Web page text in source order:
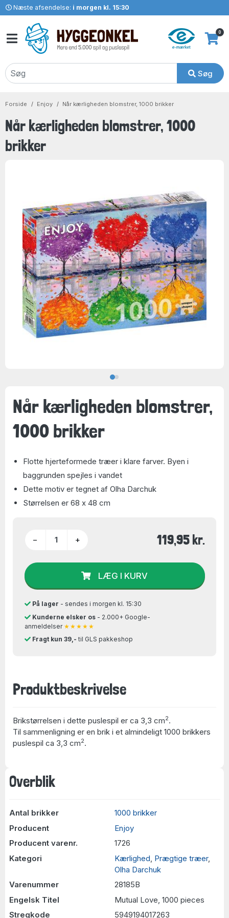
Næste afsendelse: i morgen kl. 15:30
Søg
0
Forside Enjoy Når kærligheden blomstrer, 1000 brikker
Når kærligheden blomstrer, 1000
brikker
Overblik
Antal brikker
1000 brikker
Producent
Enjoy
Producent varenr.
1726
Kategori
Kærlighed Prægtige træer,
Olha Darchuk
Varenummer
28185B
Engelsk Titel
Mutual Love, 1000 pieces
Stregkode
5949194017263
Når kærligheden blomstrer,
1000 brikker
Flotte hjerteformede træer i klare farver. Byen i
baggrunden spejles i vandet
Dette motiv er tegnet af Olha Darchuk
Størrelsen er 68 x 48 cm
− + 119,95 kr.
LÆG I KURV
På lager - sendes i morgen kl. 15:30
Kunderne elsker os- 2.000+ Google-
anmeldelser ★★★★★
Fragt kun 39,- til GLS pakkeshop
Produktbeskrivelse
Brikstørrelsen i dette puslespil er ca 3,3 cm2.
Til sammenligning er en brik i et almindeligt 1000 brikkers
puslespil ca 3,3 cm2.